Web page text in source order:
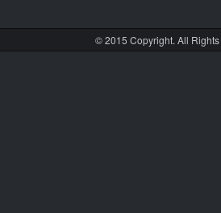
© 2015 Copyright. All